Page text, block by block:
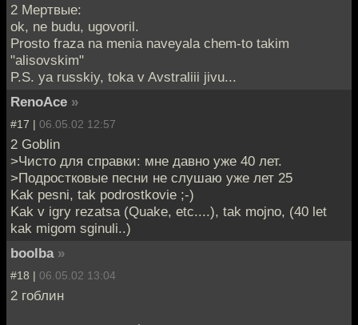
2 Мертвые:
ok, ne budu, ugovoril.
Prosto fraza na menia naveyala chem-to takim
"alisovskim"
P.S. ya russkiy, toka v Avstraliii jivu...
RenoAce »
#17 | 06.05.02 12:57
2 Goblin
>Чисто для справки: мне давно уже 40 лет.
>Подростковые песни не слушаю уже лет 25
Kak pesni, tak podrostkovie ;-)
Kak v igry rezatsa (Quake, etc....), tak mojno, (40 let
kak migom sginuli..)
boolba »
#18 | 06.05.02 13:04
2 гоблин